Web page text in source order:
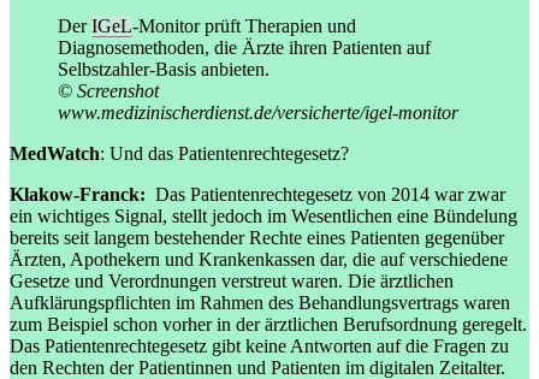
DerIGeL-Monitor prüft Therapien und
Diagnosemethoden, die Ärzte ihren Patienten auf
Selbstzahler-Basis anbieten.
© Screenshot
www.medizinischerdienst.de/versicherte/igel-monitor
MedWatch: Und das Patientenrechtegesetz?
Klakow-Franck: Das Patientenrechtegesetz von 2014 war zwar
ein wichtiges Signal, stellt jedoch im Wesentlichen eine Bündelung
bereits seit langem bestehender Rechte eines Patienten gegenüber
Ärzten, Apothekern und Krankenkassen dar, die auf verschiedene
Gesetze und Verordnungen verstreut waren. Die ärztlichen
Aufklärungspflichten im Rahmen des Behandlungsvertrags waren
zum Beispiel schon vorher in der ärztlichen Berufsordnung geregelt.
Das Patientenrechtegesetz gibt keine Antworten auf die Fragen zu
den Rechten der Patientinnen und Patienten im digitalen Zeitalter.